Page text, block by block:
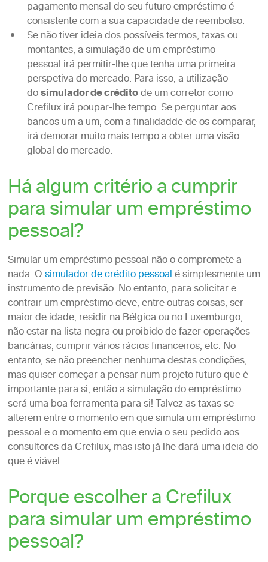
pagamento mensal do seu futuro empréstimo é
consistente com a sua capacidade de reembolso.
Se não tiver ideia dos possíveis termos, taxas ou
montantes, a simulação de um empréstimo
pessoal irá permitir-lhe que tenha uma primeira
perspetiva do mercado. Para isso, a utilização
dosimulador de créditode um corretor como
Crefilux irá poupar-lhe tempo. Se perguntar aos
bancos um a um, com a finalidadde de os comparar,
irá demorar muito mais tempo a obter uma visão
global do mercado.
Há algum critério a cumprir
para simular um empréstimo
pessoal?
Simular um empréstimo pessoal não o compromete a
nada. Osimulador de crédito pessoalé simplesmente um
instrumento de previsão. No entanto, para solicitar e
contrair um empréstimo deve, entre outras coisas, ser
maior de idade, residir na Bélgica ou no Luxemburgo,
não estar na lista negra ou proibido de fazer operações
bancárias, cumprir vários rácios financeiros, etc. No
entanto, se não preencher nenhuma destas condições,
mas quiser começar a pensar num projeto futuro que é
importante para si, então a simulação do empréstimo
será uma boa ferramenta para si! Talvez as taxas se
alterem entre o momento em que simula um empréstimo
pessoal e o momento em que envia o seu pedido aos
consultores da Crefilux, mas isto já lhe dará uma ideia do
que é viável.
Porque escolher a Crefilux
para simular um empréstimo
pessoal?